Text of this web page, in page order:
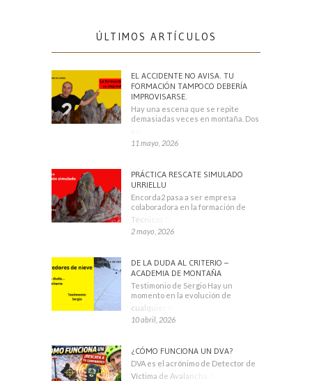
ÚLTIMOS ARTÍCULOS
EL ACCIDENTE NO AVISA. TU
FORMACIÓN TAMPOCO DEBERÍA
IMPROVISARSE.
Hay una escena que se repite
demasiadas veces en montaña. Dos
11 mayo, 2026
PRÁCTICA RESCATE SIMULADO
URRIELLU
Encorda2 pasa a ser empresa
colaboradora en la formación de
Técnicos Deportivos
2 mayo, 2026
DE LA DUDA AL CRITERIO –
ACADEMIA DE MONTAÑA
Testimonio de Sergio Hay un
momento en la evolución de
cualquier montañero
10 abril, 2026
¿CÓMO FUNCIONA UN DVA?
DVA es el acrónimo de Detector de
Víctima de Avalancha. También se